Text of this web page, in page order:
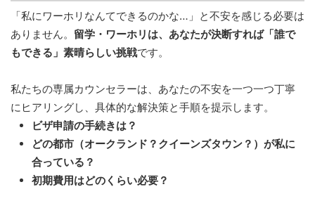
「私にワーホリなんてできるのかな…」と不安を感じる必要は
ありません。 留学・ワーホリは、あなたが決断すれば「誰で
もできる」素晴らしい挑戦です。
私たちの専属カウンセラーは、あなたの不安を一つ一つ丁寧
にヒアリングし、具体的な解決策と手順を提示します。
ビザ申請の手続きは？
どの都市（オークランド？クイーンズタウン？）が私に
合っている？
初期費用はどのくらい必要？